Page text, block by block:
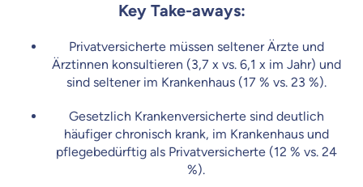
Key Take-aways:
Privatversicherte müssen seltener Ärzte und
Ärztinnen konsultieren (3,7 x vs. 6,1 x im Jahr) und
sind seltener im Krankenhaus (17 % vs. 23 %).
Gesetzlich Krankenversicherte sind deutlich
häufiger chronisch krank, im Krankenhaus und
pflegebedürftig als Privatversicherte (12 % vs. 24
%).